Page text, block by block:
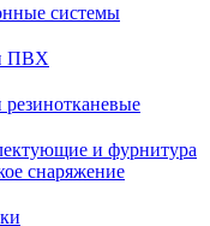
системы
ПВХ
и фурнитура
снаряжение